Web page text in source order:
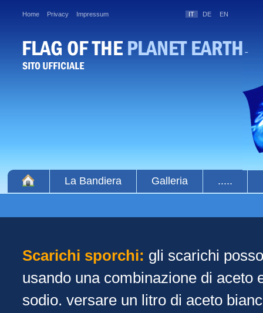
Home Privacy Impressum IT DE EN
La Bandiera Galleria .....
Scarichi sporchi: gli scarichi
usando una combinazione di aceto
sodio. versare un litro di aceto